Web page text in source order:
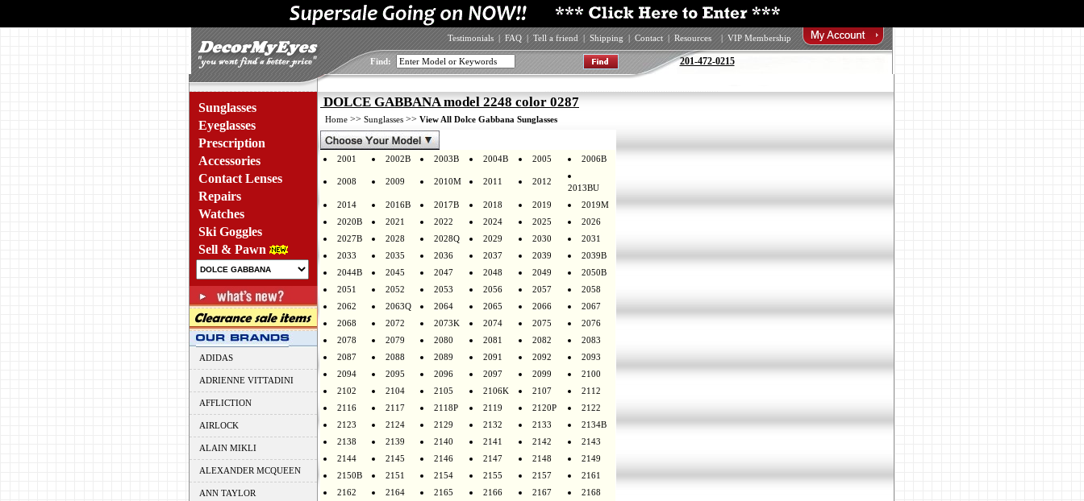
Testimonials | FAQ | Tell a friend | Shipping | Contact | Resources | VIP Membership
Find: 201-472-0215
Sunglasses
Eyeglasses
Prescription
Accessories
Contact Lenses
Repairs
Watches
Ski Goggles
Sell & Pawn
ADIDAS
ADRIENNE VITTADINI
AFFLICTION
AIRLOCK
ALAIN MIKLI
ALEXANDER MCQUEEN
ANN TAYLOR
DOLCE GABBANA model 2248 color 0287
Home >> Sunglasses >> View All Dolce Gabbana Sunglasses
2001 2002B 2003B 2004B 2005 2006B
2008 2009 2010M 2011 2012
2013BU
2014
2016B 2017B 2018 2019
2019M
2020B
2021 2022 2024 2025
2026
2027B
2028 2028Q 2029 2030
2031
2033
2035 2036 2037 2039
2039B
2044B
2045 2047 2048 2049
2050B
2051
2052 2053 2056 2057
2058
2062
2063Q 2064 2065 2066
2067
2068
2072 2073K 2074 2075
2076
2078
2079 2080 2081 2082
2083
2087
2088 2089 2091 2092
2093
2094
2095 2096 2097 2099
2100
2102
2104 2105 2106K 2107
2112
2116
2117 2118P 2119 2120P
2122
2123
2124 2129 2132 2133
2134B
2138
2139 2140 2141 2142
2143
2144
2145 2146 2147 2148
2149
2150B
2151 2154 2155 2157
2161
2162
2164 2165 2166 2167
2168